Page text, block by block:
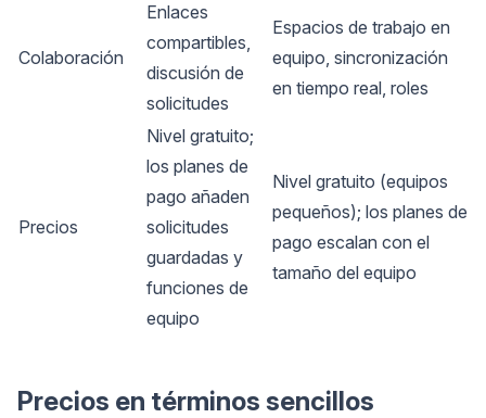
Colaboración
Enlaces
compartibles,
discusión de
solicitudes
Espacios de trabajo en
equipo, sincronización
en tiempo real, roles
Precios
Nivel gratuito;
los planes de
pago añaden
solicitudes
guardadas y
funciones de
equipo
Nivel gratuito (equipos
pequeños); los planes de
pago escalan con el
tamaño del equipo
Precios en términos sencillos